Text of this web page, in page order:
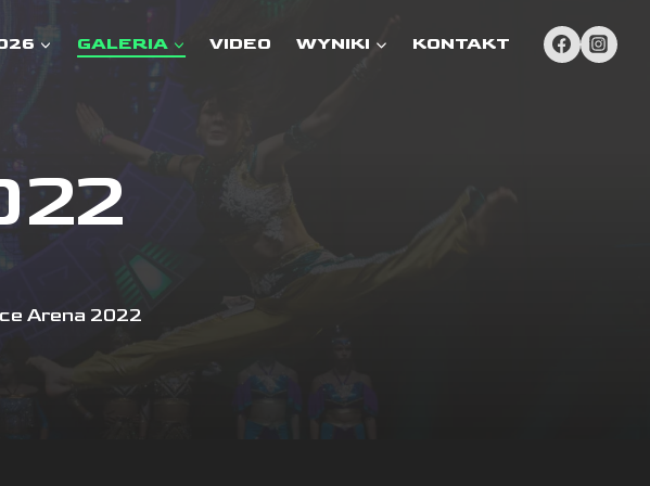
GALERIA VIDEO WYNIKI KONTAKT
Arena 2022